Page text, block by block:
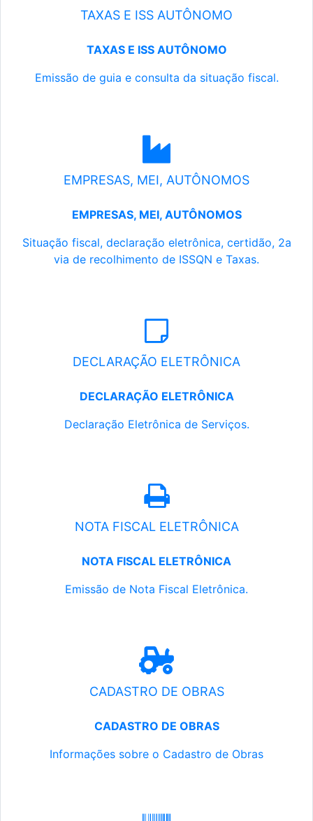
TAXAS E ISS AUTÔNOMO
TAXAS E ISS AUTÔNOMO
Emissão de guia e consulta da situação fiscal.
EMPRESAS, MEI, AUTÔNOMOS
EMPRESAS, MEI, AUTÔNOMOS
Situação fiscal, declaração eletrônica, certidão, 2a
via de recolhimento de ISSQN e Taxas.
DECLARAÇÃO ELETRÔNICA
DECLARAÇÃO ELETRÔNICA
Declaração Eletrônica de Serviços.
NOTA FISCAL ELETRÔNICA
NOTA FISCAL ELETRÔNICA
Emissão de Nota Fiscal Eletrônica.
CADASTRO DE OBRAS
CADASTRO DE OBRAS
Informações sobre o Cadastro de Obras